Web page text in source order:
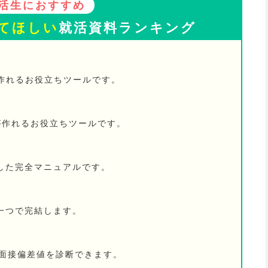
生におすすめ
ほしい就活資料ランキング
るお役立ちツールです。
れるお役立ちツールです。
完全マニュアルです。
で完結します。
接偏差値を診断できます。